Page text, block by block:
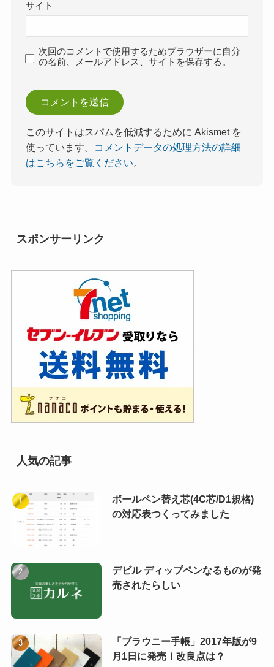
サイト
次回のコメントで使用するためブラウザーに自分
の名前、メールアドレス、サイトを保存する。
このサイトはスパムを低減するために Akismet を
使っています。
コメントデータの処理方法の詳細
はこちらをご覧ください。
スポンサーリンク
人気の記事
ボールペン替え芯(4C芯/D1規格)
の対応表つくってみました
デビル ディップペンなるものが発
売されたらしい
「ブラウニー手帳」2017年版が9
月1日に発売！改良点は？